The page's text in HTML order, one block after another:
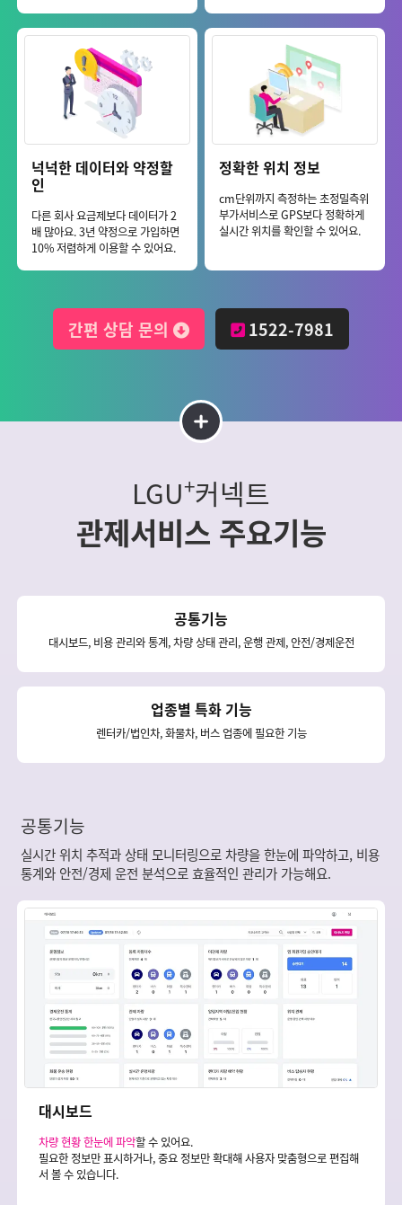
넉넉한 데이터와 약정할
인
다른 회사 요금제보다 데이터가 2
배 많아요. 3년 약정으로 가입하면
10% 저렴하게 이용할 수 있어요.
정확한 위치 정보
cm단위까지 측정하는 초정밀측위
부가서비스로 GPS보다 정확하게
실시간 위치를 확인할 수 있어요.
간편 상담 문의 1522-7981
LGU+커넥트
관제서비스 주요기능
공통기능
대시보드, 비용 관리와 통계, 차량 상태 관리, 운행 관제, 안전/경제운전
업종별 특화 기능
렌터카/법인차, 화물차, 버스 업종에 필요한 기능
공통기능
실시간 위치 추적과 상태 모니터링으로 차량을 한눈에 파악하고, 비용
통계와 안전/경제 운전 분석으로 효율적인 관리가 가능해요.
대시보드
차량 현황 한눈에 파악할 수 있어요.
필요한 정보만 표시하거나, 중요 정보만 확대해 사용자 맞춤형으로 편집해
서 볼 수 있습니다.